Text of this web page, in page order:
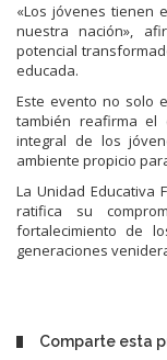
«Los jóvenes tienen
nuestra nación»,
potencial
educada.
Este evento no solo
también reafirma el
integral de los
ambiente propicio
La Unidad Educativa
ratifica su
fortalecimiento de
generaciones
Comparte esta